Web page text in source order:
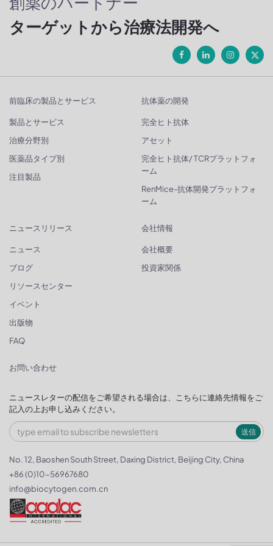
ターゲットから治療法開発へ
前臨床の製品とサービス
製品とサービス
治療分野別
医薬品タイプ別
注目製品
抗体薬の開発
完全ヒト抗体
アセット
完全ヒト抗体/ TCRプラットフォ
ーム
RenMice-抗体開発プラットフォ
ーム
ニュースリリース
ニュース
ブログ
リソースセンター
イベント
出版物
FAQ
会社情報
会社概要
投資家関係
お問い合わせ
ニュースレターの配信をご希望される場合は、こちらに連絡先情報をご
記入の上お申し込みください。
送信
No. 12, Baoshen South Street, Daxing District, Beijing City, China
+86 (0)10-56967680
info@biocytogen.com.cn